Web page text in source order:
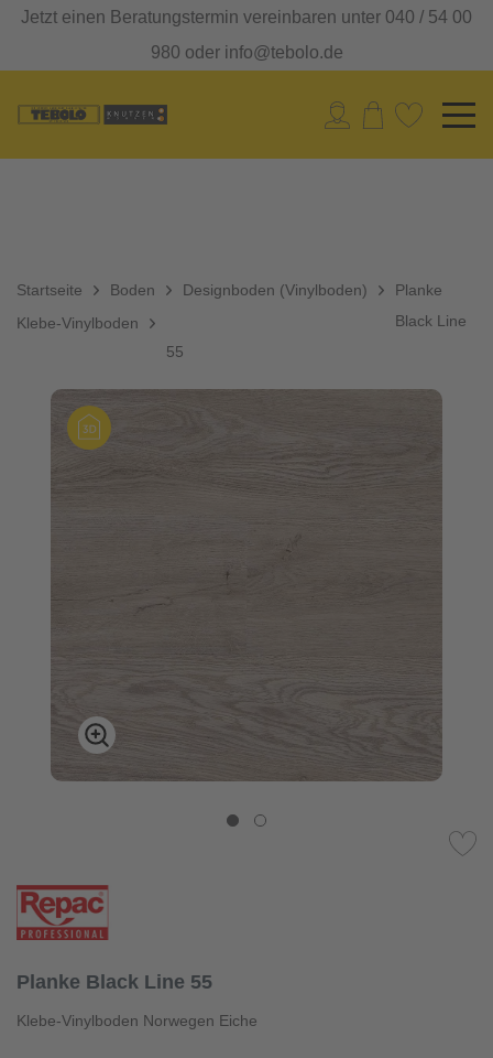
Jetzt einen Beratungstermin vereinbaren unter 040 / 54 00
980 oder info@tebolo.de
Startseite Boden
Designboden (Vinylboden)
Klebe-Vinylboden
Planke
Black Line
55
Planke Black Line 55
Klebe-Vinylboden Norwegen Eiche